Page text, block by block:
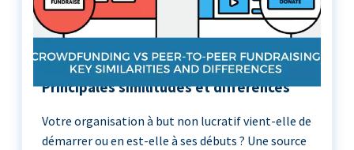
Crowdfunding vs Peer-to-Peer :
Principales similitudes et différences
Votre organisation à but non lucratif vient-elle de
démarrer ou en est-elle à ses débuts ? Une source